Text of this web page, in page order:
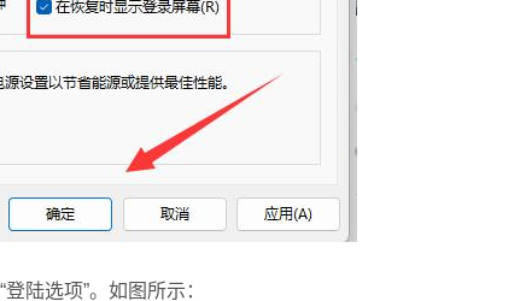
陆选项”。如图所示：